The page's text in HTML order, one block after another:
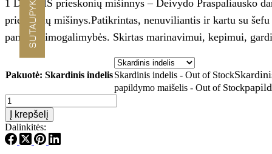
through
€6.90
1 DUBLIS prieskonių mišinnys – Deivydo Praspaliausko
prieskonių mišinys.Patikrintas, nenuviliantis ir kartu su
panaudojimogalimybės. Skirtas marinavimui, kepimui,
Pakuotė: Skardinis indelisSkardinis indelis - Out of Stock
papildymo maišelis - Out of Stock
produkto
kiekis:
AMANDUS
1
dublis
Į krepšelį
Dalinkitės: